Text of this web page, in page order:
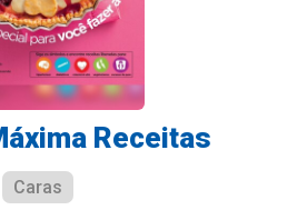
Receitas
Caras